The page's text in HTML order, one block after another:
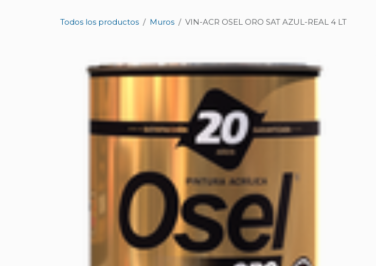
Todos los productos
Muros VIN-ACR OSEL ORO SAT AZUL-REAL 4 LT